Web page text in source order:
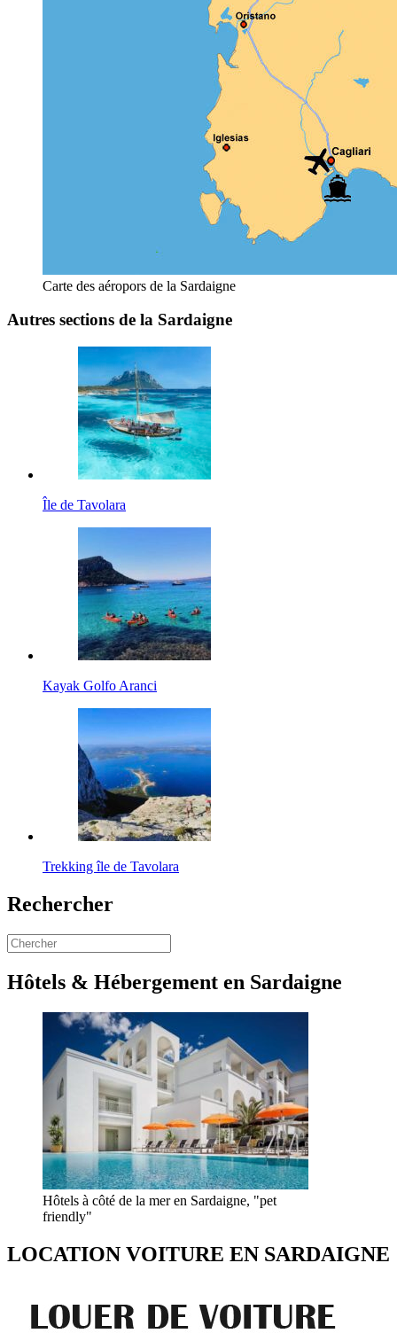
Carte des aéropors de la Sardaigne
Autres sections de la Sardaigne
Île de Tavolara
Kayak Golfo Aranci
Trekking île de Tavolara
Rechercher
Hôtels & Hébergement en Sardaigne
Hôtels à côté de la mer en Sardaigne, "pet
friendly"
LOCATION VOITURE EN SARDAIGNE